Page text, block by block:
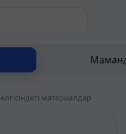
материалдар